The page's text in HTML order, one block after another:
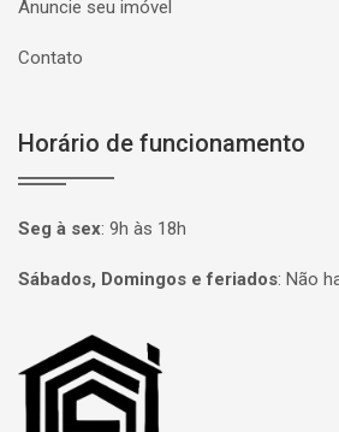
Anuncie seu imóvel
Contato
Horário de funcionamento
Seg à sex: 9h às 18h
Sábados, Domingos e feriados: Não
Página inicial